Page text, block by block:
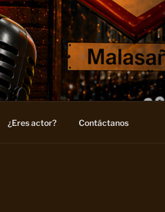
¿Eres actor? Contáctanos